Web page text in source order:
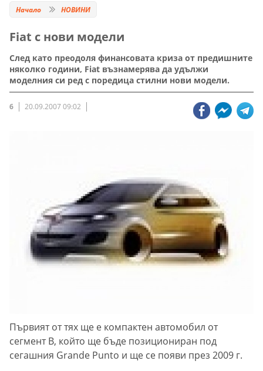
Начало НОВИНИ
Fiat с нови модели
След като преодоля финансовата криза от предишните
няколко години, Fiat възнамерява да удължи
моделния си ред с поредица стилни нови модели.
6 20.09.2007 09:02
Първият от тях ще е компактен автомобил от
сегмент В, който ще бъде позициониран под
сегашния Grande Punto и ще се появи през 2009 г.